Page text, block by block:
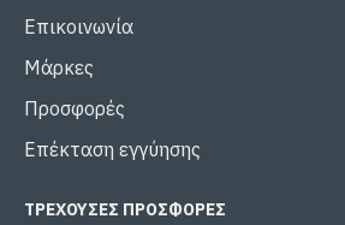
Επικοινωνία
Μάρκες
Προσφορές
Επέκταση εγγύησης
ΤΡΕΧΟΥΣΕΣ ΠΡΟΣΦΟΡΕΣ